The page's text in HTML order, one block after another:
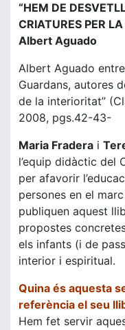
“HEM DE
CRIATURES PER
Albert Aguado
Albert Aguado
Guardans, autores
de la interioritat”
2008, pgs.42-43-
Maria Fradera i
l’equip didàctic del
per afavorir
persones en el
publiquen aquest
propostes
els infants (i de
interior i espiritual.
Quina és aquesta
referència el seu
Hem fet servir